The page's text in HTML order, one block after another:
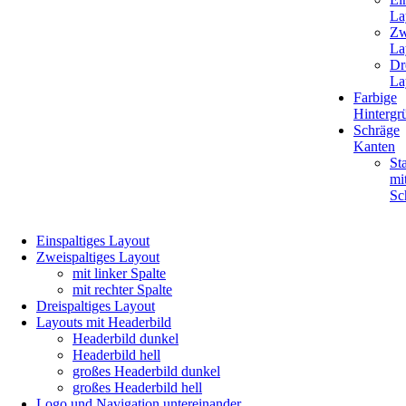
Farbige
Schräge
Kanten
überspringenEinspaltiges Layout
Zweispaltiges Layout
mit linker Spalte
mit rechter Spalte
Dreispaltiges Layout
Layouts mit Headerbild
Headerbild dunkel
Headerbild hell
großes Headerbild dunkel
großes Headerbild hell